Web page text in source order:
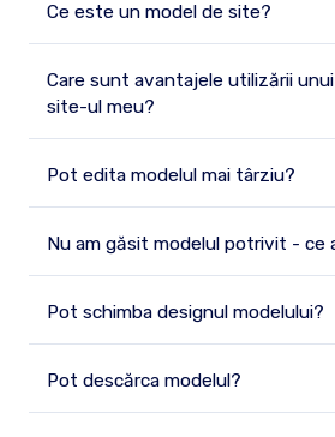
Ce este un model de site?
Care sunt avantajele utilizării
site-ul meu?
Pot edita modelul mai târziu?
Nu am găsit modelul potrivit - ce
Pot schimba designul modelului?
Pot descărca modelul?